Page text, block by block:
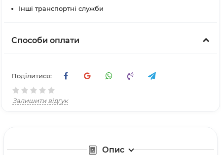
Інші транспортні служби
Способи оплати
Поділитися:
Залишити відгук
Опис